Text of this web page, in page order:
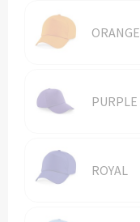
ORANGE
PURPLE
ROYAL